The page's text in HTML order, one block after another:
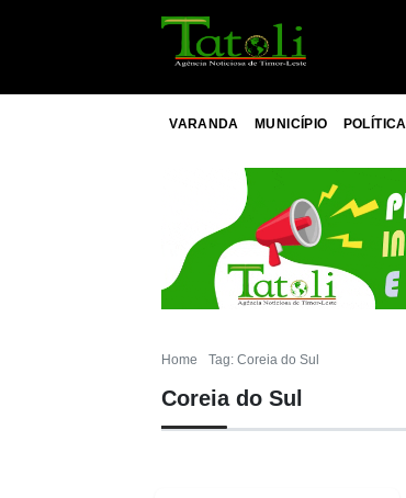
VARANDA MUNICÍPIO POLÍTICA
Home Tag: Coreia do Sul
Coreia do Sul